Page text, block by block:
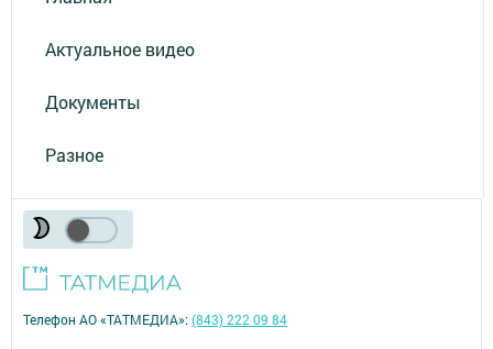
Актуальное видео
Документы
Разное
Телефон АО «ТАТМЕДИА»:(843) 222 09 84